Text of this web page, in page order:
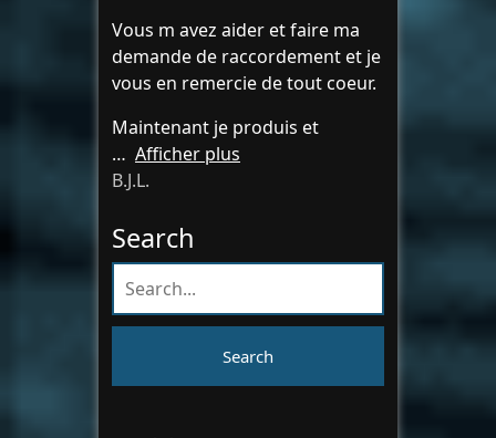
Vous m avez aider et faire ma
demande de raccordement et je
vous en remercie de tout coeur.
Maintenant je produis et
Afficher plus
B.J.L.
Search